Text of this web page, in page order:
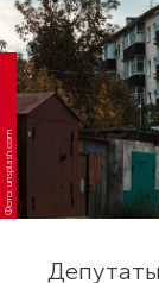
Фото: unsplash.com